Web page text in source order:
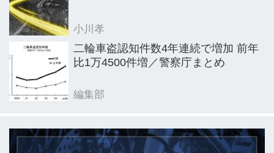
小川孝
二輪車盗認知件数4年連続で増加 前年
比1万4500件増／警察庁まとめ
編集部